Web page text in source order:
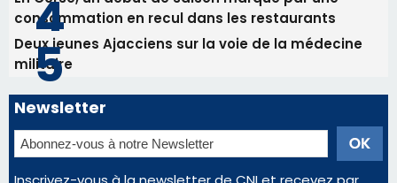
Inscrivez-vous à la newsletter de CNI et recevez par
email les infos les plus importantes et une sélection de
nos meilleurs articles